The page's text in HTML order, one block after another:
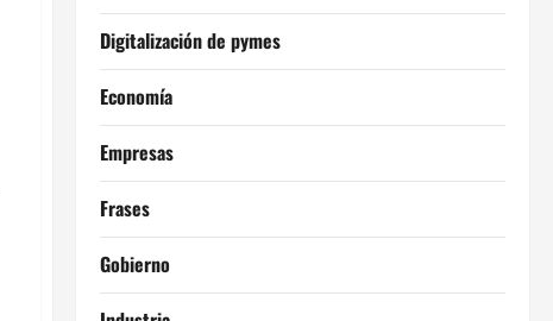
Digitalización de pymes
Economía
Empresas
Frases
Gobierno